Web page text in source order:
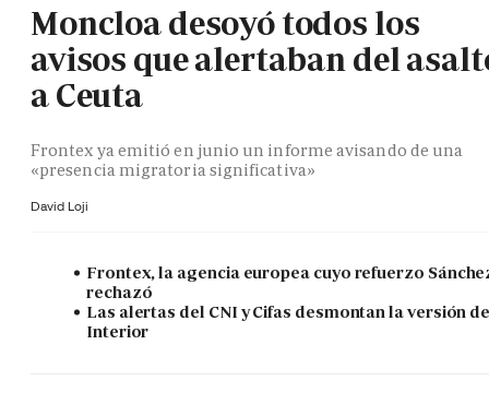
Moncloa desoyó todos los
avisos que alertaban del
a Ceuta
Frontex ya emitió en junio un informe avisando de una
«presencia migratoria significativa»
David Loji
Frontex, la agencia europea cuyo refuerzo
rechazó
Las alertas del CNI y Cifas desmontan la versión
Interior